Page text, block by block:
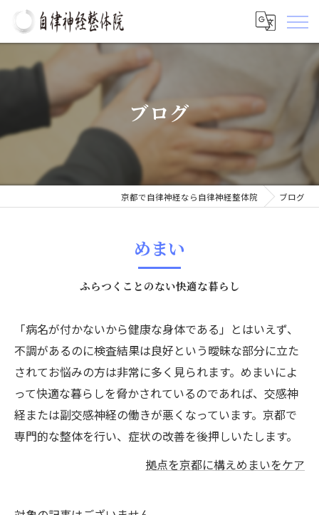
ブログ
京都で自律神経なら自律神経整体院 ブログ
めまい
ふらつくことのない快適な暮らし
「病名が付かないから健康な身体である」とはいえず、
不調があるのに検査結果は良好という曖昧な部分に立た
されてお悩みの方は非常に多く見られます。めまいによ
って快適な暮らしを脅かされているのであれば、交感神
経または副交感神経の働きが悪くなっています。京都で
専門的な整体を行い、症状の改善を後押しいたします。
拠点を京都に構えめまいをケア